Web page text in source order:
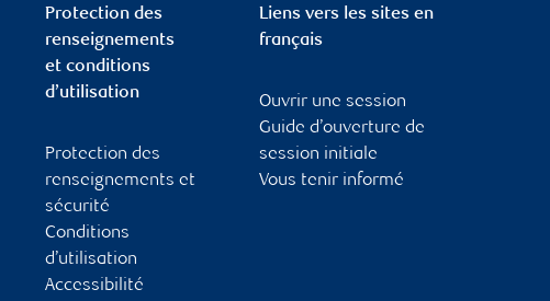
Protection des
renseignements
et conditions
d’utilisation
Protection des
renseignements et
sécurité
Conditions
d’utilisation
Accessibilité
Liens vers les sites en
français
Ouvrir une session
Guide d’ouverture de
session initiale
Vous tenir informé